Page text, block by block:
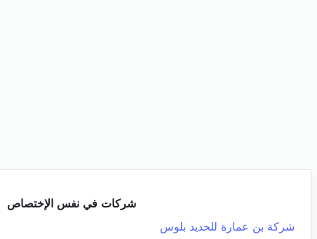
شركات في نفس الإختصاص
شركة بن عمارة للحديد بلوس